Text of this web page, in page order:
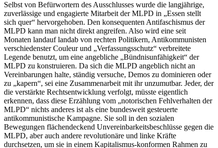
Selbst von Befürwortern des Ausschlusses wurde die langjährige,
zuverlässige und engagierte Mitarbeit der MLPD in „Essen stellt
sich quer“ hervorgehoben. Den konsequenten Antifaschismus der
MLPD kann man nicht direkt angreifen. Also wird eine seit
Monaten landauf landab von rechten Politikern, Antikommunisten
verschiedenster Couleur und „Verfassungsschutz“ verbreitete
Legende benutzt, um eine angebliche „Bündnisunfähigkeit“ der
MLPD zu konstruieren. Da sich die MLPD angeblich nicht an
Vereinbarungen halte, ständig versuche, Demos zu dominieren oder
zu „kapern“, sei eine Zusammenarbeit mit ihr unzumutbar. Jeder, der
die verstärkte Rechtsentwicklung verfolgt, müsste eigentlich
erkennen, dass diese Erzählung vom „notorischen Fehlverhalten der
MLPD“ nichts anderes ist als eine bundesweit gesteuerte
antikommunistische Kampagne. Sie soll in den sozialen
Bewegungen flächendeckend Unvereinbarkeitsbeschlüsse gegen die
MLPD, aber auch andere revolutionäre und linke Kräfte
durchsetzen, um sie in einem Kapitalismus-konformen Rahmen zu